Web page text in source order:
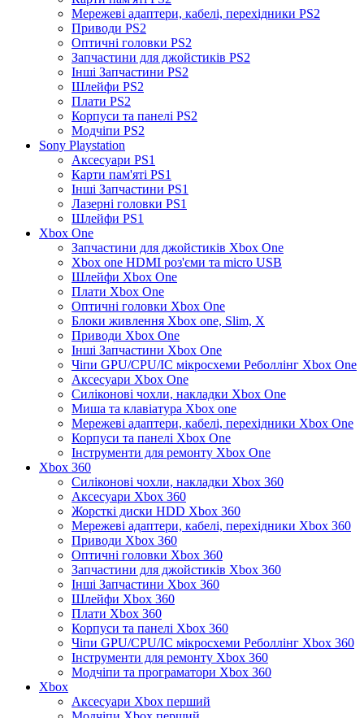
Мережеві адаптери, кабелі, перехідники PS2
Приводи PS2
Оптичні головки PS2
Запчастини для джойстиків PS2
Інші Запчастини PS2
Шлейфи PS2
Плати PS2
Корпуси та панелі PS2
Модчіпи PS2
Sony Playstation
Аксесуари PS1
Карти пам'яті PS1
Інші Запчастини PS1
Лазерні головки PS1
Шлейфи PS1
Xbox One
Запчастини для джойстиків Xbox One
Xbox one HDMI роз'єми та micro USB
Шлейфи Xbox One
Плати Xbox One
Оптичні головки Xbox One
Блоки живлення Xbox one, Slim, X
Приводи Xbox One
Інші Запчастини Xbox One
Чіпи GPU/CPU/IC мікросхеми Реболлінг Xbox One
Аксесуари Xbox One
Силіконові чохли, накладки Xbox One
Миша та клавіатура Xbox one
Мережеві адаптери, кабелі, перехідники Xbox One
Корпуси та панелі Xbox One
Інструменти для ремонту Xbox One
Xbox 360
Силіконові чохли, накладки Xbox 360
Аксесуари Xbox 360
Жорсткі диски HDD Xbox 360
Мережеві адаптери, кабелі, перехідники Xbox 360
Приводи Xbox 360
Оптичні головки Xbox 360
Запчастини для джойстиків Xbox 360
Інші Запчастини Xbox 360
Шлейфи Xbox 360
Плати Xbox 360
Корпуси та панелі Xbox 360
Чіпи GPU/CPU/IC мікросхеми Реболлінг Xbox 360
Інструменти для ремонту Xbox 360
Модчіпи та програматори Xbox 360
Xbox
Аксесуари Xbox перший